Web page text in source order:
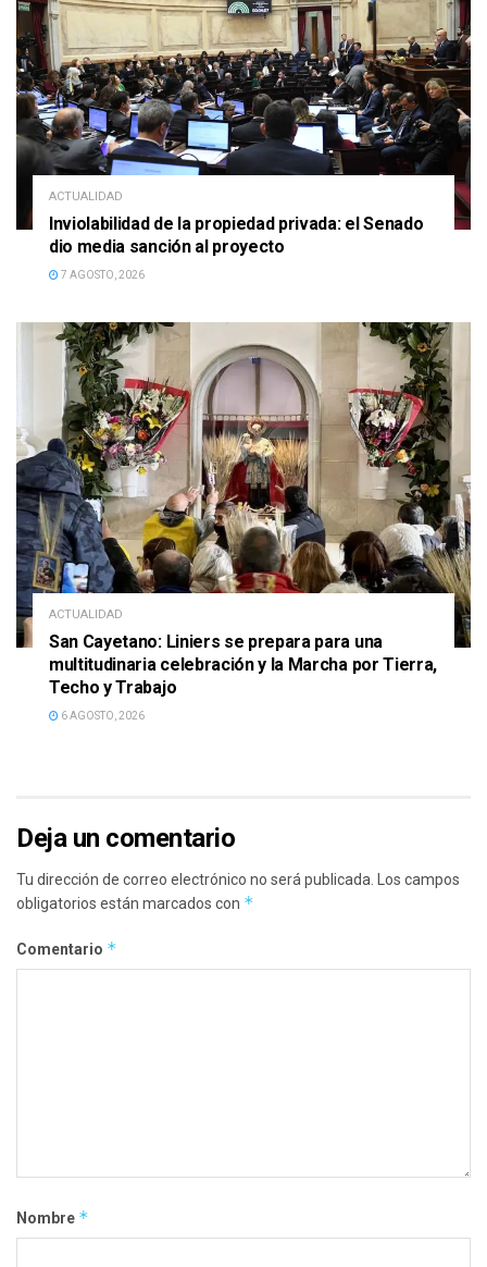
ACTUALIDAD
Inviolabilidad de la propiedad privada: el Senado
dio media sanción al proyecto
7 AGOSTO, 2026
ACTUALIDAD
San Cayetano: Liniers se prepara para una
multitudinaria celebración y la Marcha por Tierra,
Techo y Trabajo
6 AGOSTO, 2026
Deja un comentario
Tu dirección de correo electrónico no será publicada.
Los campos
obligatorios están marcados con *
Comentario *
Nombre *